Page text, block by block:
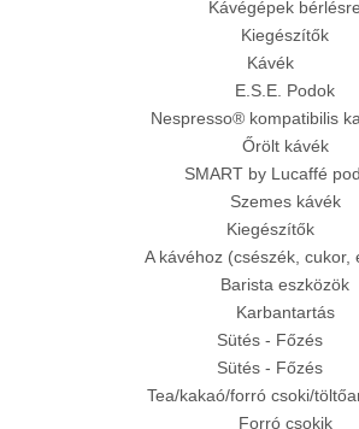
Kávégépek bérlésre
Kiegészítők
Kávék
E.S.E. Podok
Nespresso® kompatibilis
Őrölt kávék
SMART by Lucaffé
Szemes kávék
Kiegészítők
A kávéhoz (csészék, cukor,
Barista eszközök
Karbantartás
Sütés - Főzés
Sütés - Főzés
Tea/kakaó/forró csoki/
Forró csokik